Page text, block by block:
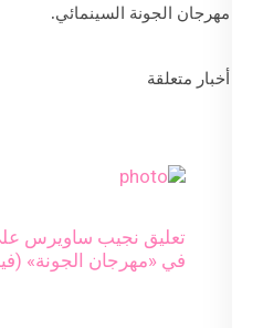
مهرجان الجونة السينمائي.
أخبار متعلقة
تعليق نجيب ساويرس
في «مهرجان الجونة»